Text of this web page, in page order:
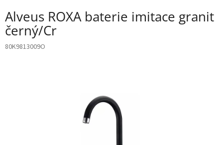
Alveus ROXA baterie imitace granit
černý/Cr
80K9813009O